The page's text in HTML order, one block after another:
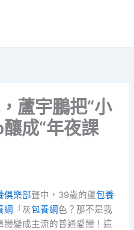
蘆宇鵬把“小
成“年夜課
俱樂部聲中，39歲的蘆包養
網 「灰包養網色？那不是我
變成主流的普通愛戀！這